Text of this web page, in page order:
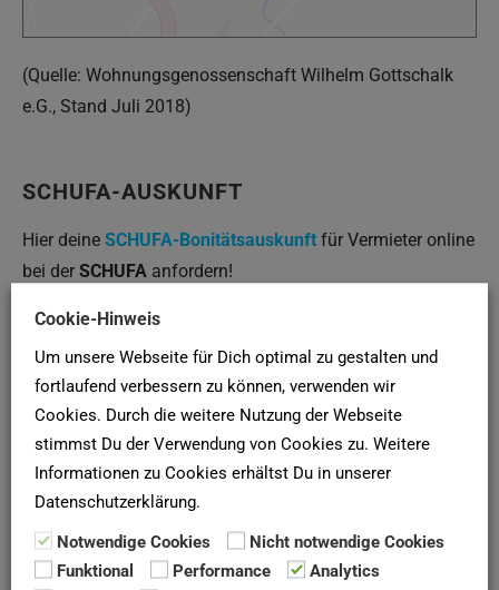
(Quelle: Wohnungsgenossenschaft Wilhelm Gottschalk
e.G., Stand Juli 2018)
SCHUFA-AUSKUNFT
Hier deine SCHUFA-Bonitätsauskunft für Vermieter online
bei der SCHUFA anfordern!
Newsletter
Mehr als 5.000 Menschen haben unseren Newsletter für
die Wohnungssuche abonniert. Warum du nicht?
Umzüge
Cookie-Hinweis
Um unsere Webseite für Dich optimal zu gestalten und
fortlaufend verbessern zu können, verwenden wir
Cookies. Durch die weitere Nutzung der Webseite
stimmst Du der Verwendung von Cookies zu. Weitere
Informationen zu Cookies erhältst Du in unserer
Datenschutzerklärung.
Notwendige Cookies
Nicht notwendige Cookies
Funktional
Performance
Analytics